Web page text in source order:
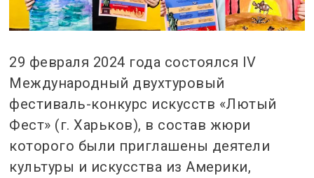
29 февраля 2024 года состоялся IV
Международный двухтуровый
фестиваль-конкурс искусств «Лютый
Фест» (г. Харьков), в состав жюри
которого были приглашены деятели
культуры и искусства из Америки,